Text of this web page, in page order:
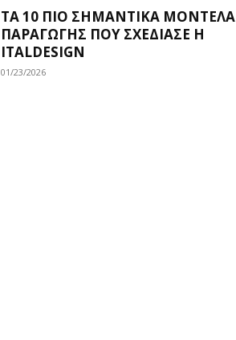
ΤΑ 10 ΠΙΟ ΣΗΜΑΝΤΙΚΆ ΜΟΝΤΈΛΑ
ΠΑΡΑΓΩΓΉΣ ΠΟΥ ΣΧΕΔΊΑΣΕ Η
ITALDESIGN
01/23/2026